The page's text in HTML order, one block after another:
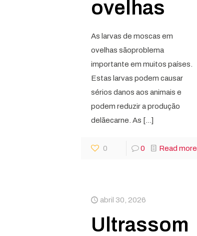
ovelhas
As larvas de moscas em
ovelhas sãoproblema
importante em muitos países.
Estas larvas podem causar
sérios danos aos animais e
podem reduzir a produção
delãecarne. As […]
0 0 Read more
abril 30, 2026
Ultrassom